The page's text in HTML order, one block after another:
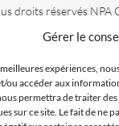
Gérer le
expériences,
ou accéder aux
permettra de traiter
sur ce site. Le fait de ne
droits réservés NPA